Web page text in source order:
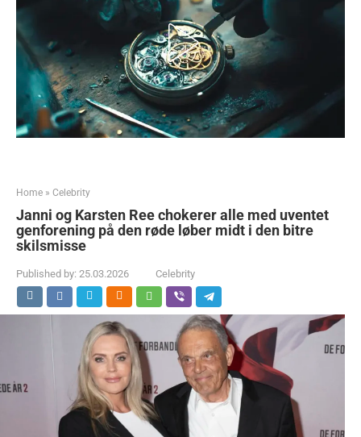
Home » Celebrity
Janni og Karsten Ree chokerer alle med uventet
genforening på den røde løber midt i den bitre
skilsmisse
Published by: 25.03.2026 Celebrity